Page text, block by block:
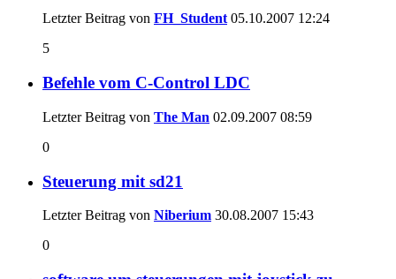
Letzter Beitrag von FH_Student 05.10.2007 12:24
5
Befehle vom C-Control LDC
Letzter Beitrag von The Man 02.09.2007 08:59
0
Steuerung mit sd21
Letzter Beitrag von Niberium 30.08.2007 15:43
0